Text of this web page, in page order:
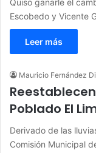
Escobedo y Vicente
Leer más
Mauricio Fernández
Poblado El
Derivado de las
Comisión Municipal